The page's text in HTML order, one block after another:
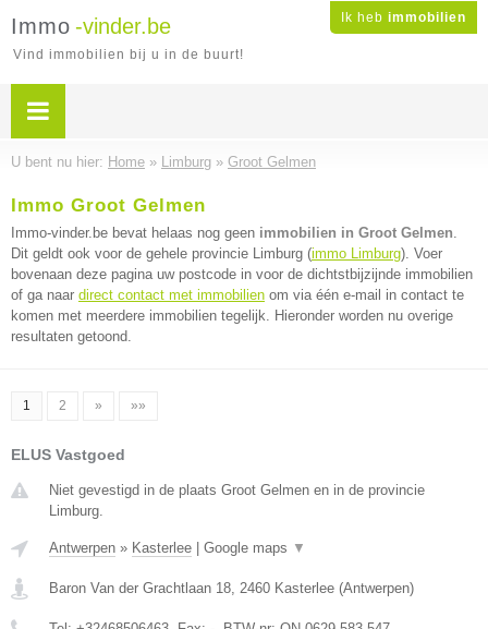
Ik heb immobilien
Immo -vinder.be
Vind immobilien bij u in de buurt!
U bent nu hier: Home » Limburg » Groot Gelmen
Immo Groot Gelmen
Immo-vinder.be bevat helaas nog geen immobilien in Groot Gelmen.
Dit geldt ook voor de gehele provincie Limburg (immo Limburg). Voer
bovenaan deze pagina uw postcode in voor de dichtstbijzijnde immobilien
of ga naar direct contact met immobilien om via één e-mail in contact te
komen met meerdere immobilien tegelijk. Hieronder worden nu overige
resultaten getoond.
1 2 » »»
ELUS Vastgoed
Niet gevestigd in de plaats Groot Gelmen en in de provincie
Limburg.
Antwerpen » Kasterlee Google maps ▼
Baron Van der Grachtlaan 18, 2460 Kasterlee (Antwerpen)